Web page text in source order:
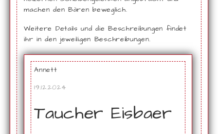
machen den Bären beweglich.
Weitere Details und die Beschreibungen findet
ihr in den jeweiligen Beschreibungen.
Annett
19.12.2024
Taucher Eisbaer